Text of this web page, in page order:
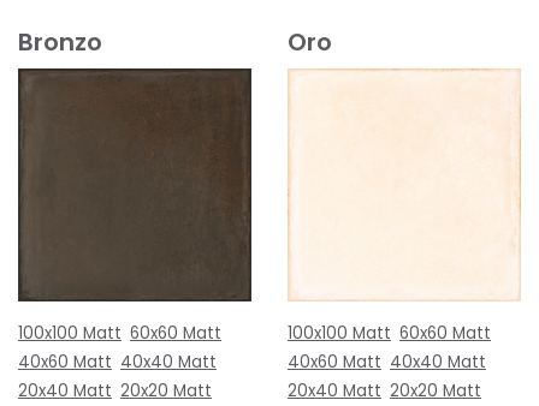
Bronzo
100x100 Matt 60x60 Matt
40x60 Matt 40x40 Matt
20x40 Matt 20x20 Matt
Oro
100x100 Matt 60x60 Matt
40x60 Matt 40x40 Matt
20x40 Matt 20x20 Matt